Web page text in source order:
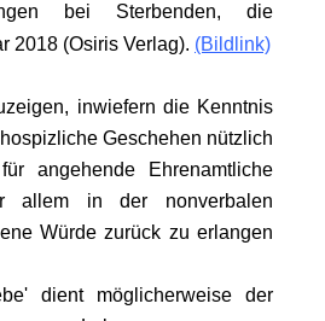
bei Sterbenden, die
2018 (Osiris Verlag). (Bildlink)
inwiefern die Kenntnis
Geschehen nützlich
angehende Ehrenamtliche
allem in der nonverbalen
Würde zurück zu erlangen
dient möglicherweise der